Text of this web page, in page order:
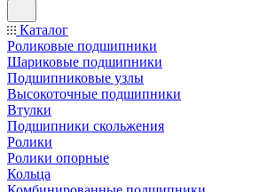
Каталог
Роликовые подшипники
Шариковые подшипники
Подшипниковые узлы
Высокоточные подшипники
Втулки
Подшипники скольжения
Ролики
Ролики опорные
Кольца